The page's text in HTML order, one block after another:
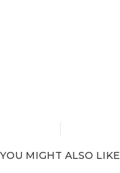
YOU MIGHT ALSO LIKE